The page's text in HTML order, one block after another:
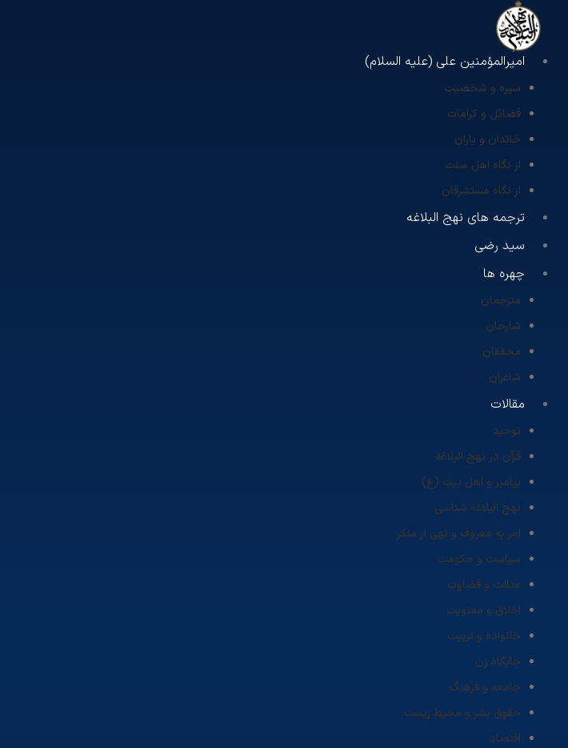
امیرالمؤمنین علی (علیه السلام)
سیره و شخصیت
فضائل و کرامات
خاندان و یاران
از نگاه اهل سنت
از نگاه مستشرقان
ترجمه های نهج البلاغه
سید رضی
چهره ها
مترجمان
شارحان
محققان
شاعران
مقالات
توحید
قرآن در نهج البلاغه
پیامبر و اهل بیت (ع)
نهج البلاغه شناسی
امر به معروف و نهی از منکر
سیاست و حکومت
عدالت و قضاوت
اخلاق و معنویت
خانواده و تربیت
جایگاه زن
جامعه و فرهنگ
حقوق بشر و محیط زیست
اقتصاد